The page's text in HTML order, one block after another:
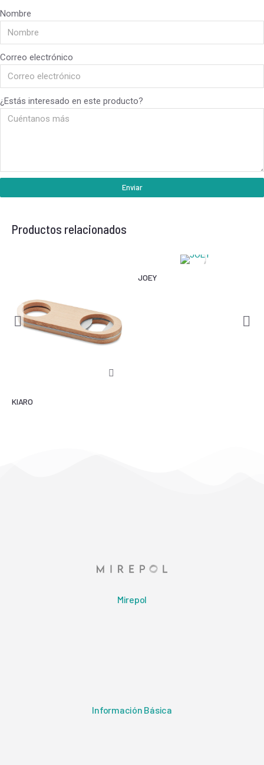
Nombre
Correo electrónico
¿Estás interesado en este producto?
Enviar
Productos relacionados
KIARO
JOEY
Mirepol
Información Básica